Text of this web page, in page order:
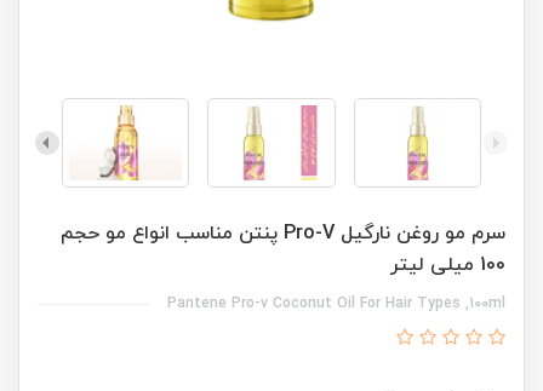
سرم مو روغن نارگیل Pro-V پنتن مناسب انواع مو حجم
100 میلی لیتر
Pantene Pro-v Coconut Oil For Hair Types ,100ml